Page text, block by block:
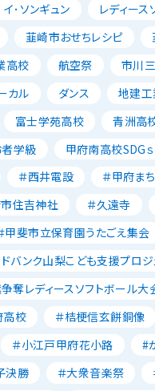
イ･ソンギュン レディー
韮崎市おせちレシピ
高校 航空祭 市川
カル ダンス 地建
富士学苑高校 青洲高
学級 甲府南高校SDGｓ
＃西井電設 ＃甲府ま
住吉神社 ＃久遠寺
甲斐市立保育園うたごえ集会
ドバンク山梨こども支援プロジ
奪レディースソフトボール大
高校 ＃桔梗信玄餅銅像
＃小江戸甲府花小路 #
決勝
＃大衆音楽祭